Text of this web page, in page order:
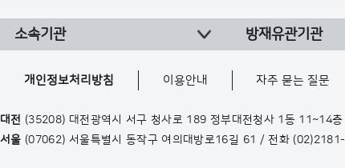
소속기관 방재유관기관
개인정보처리방침 이용안내 자주 묻는 질문
대전 (35208) 대전광역시 서구 청사로 189 정부대전청사 1동 11~14
서울 (07062) 서울특별시 동작구 여의대방로16길 61 / 전화